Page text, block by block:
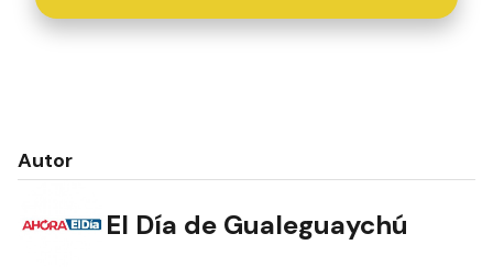
Autor
El Día de Gualeguaychú